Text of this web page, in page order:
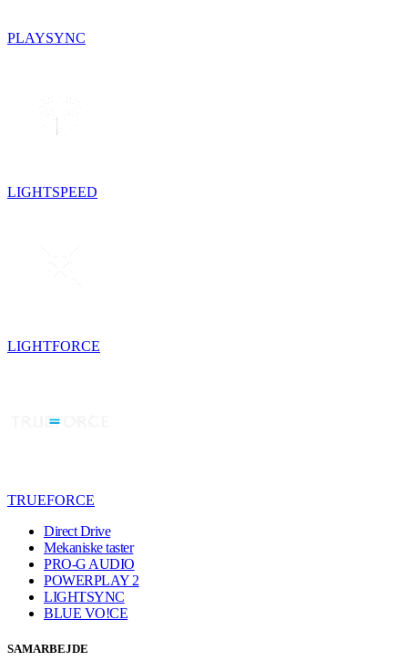
PLAYSYNC
LIGHTSPEED
LIGHTFORCE
TRUEFORCE
Direct Drive
Mekaniske taster
PRO-G AUDIO
POWERPLAY 2
LIGHTSYNC
BLUE VO!CE
SAMARBEJDE